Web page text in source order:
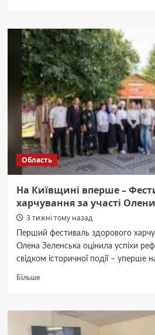
скасувати
видану
довіреність
Область
На Київщині вперше –
харчування за участі
3 тижні тому назад
Перший фестиваль здорового
Олена Зеленська оцінила успіхи
свідком історичної події – уперше
БільшеДокладніше
Київщині